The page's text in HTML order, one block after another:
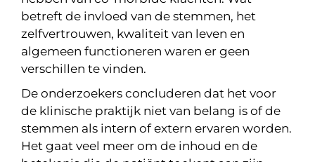
betreft de invloed van de stemmen, het
zelfvertrouwen, kwaliteit van leven en
algemeen functioneren waren er geen
verschillen te vinden.
De onderzoekers concluderen dat het voor
de klinische praktijk niet van belang is of de
stemmen als intern of extern ervaren worden.
Het gaat veel meer om de inhoud en de